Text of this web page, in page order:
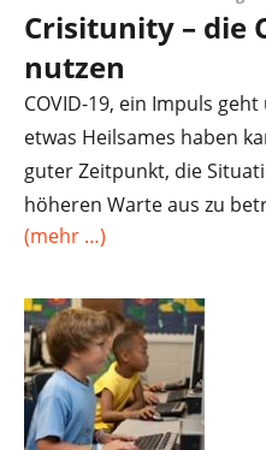
Crisitunity – die
nutzen
COVID-19, ein Impuls
etwas Heilsames haben
guter Zeitpunkt, die
höheren Warte aus zu
(mehr …)